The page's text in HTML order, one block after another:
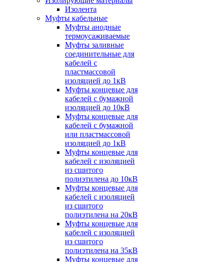
Изолента
Муфты кабельные
Муфты анодные
термоусаживаемые
Муфты заливные
соединительные для
кабелей с
пластмассовой
изоляцией до 1кВ
Муфты концевые для
кабелей с бумажной
изоляцией до 10кВ
Муфты концевые для
кабелей с бумажной
или пластмассовой
изоляцией до 1кВ
Муфты концевые для
кабелей с изоляцией
из сшитого
полиэтилена до 10кВ
Муфты концевые для
кабелей с изоляцией
из сшитого
полиэтилена на 20кВ
Муфты концевые для
кабелей с изоляцией
из сшитого
полиэтилена на 35кВ
Муфты концевые для